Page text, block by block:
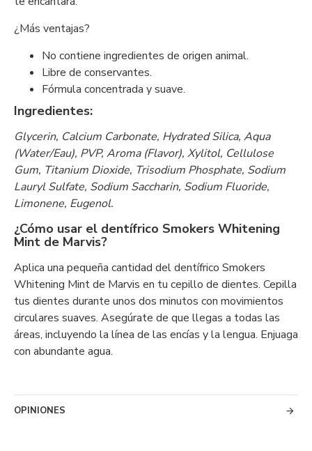
¿Más ventajas?
No contiene ingredientes de origen animal.
Libre de conservantes.
Fórmula concentrada y suave.
Ingredientes:
Glycerin, Calcium Carbonate, Hydrated Silica, Aqua
(Water/Eau), PVP, Aroma (Flavor), Xylitol, Cellulose
Gum, Titanium Dioxide, Trisodium Phosphate, Sodium
Lauryl Sulfate, Sodium Saccharin, Sodium Fluoride,
Limonene, Eugenol.
¿Cómo usar el dentífrico Smokers Whitening
Mint de Marvis?
Aplica una pequeña cantidad del dentífrico Smokers
Whitening Mint de Marvis en tu cepillo de dientes. Cepilla
tus dientes durante unos dos minutos con movimientos
circulares suaves. Asegúrate de que llegas a todas las
áreas, incluyendo la línea de las encías y la lengua. Enjuaga
con abundante agua.
OPINIONES